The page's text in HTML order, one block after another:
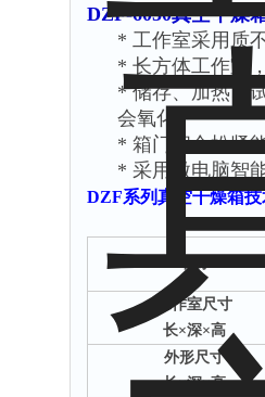
DZF-6050真空干燥
* 工作室采用质
* 长方体工作室
* 储存、加热、
会氧化。
* 箱门闭合松紧
* 采用微电脑智
DZF系列真空干燥箱
工作室尺寸
长×深×高
外形尺寸
长×深×高